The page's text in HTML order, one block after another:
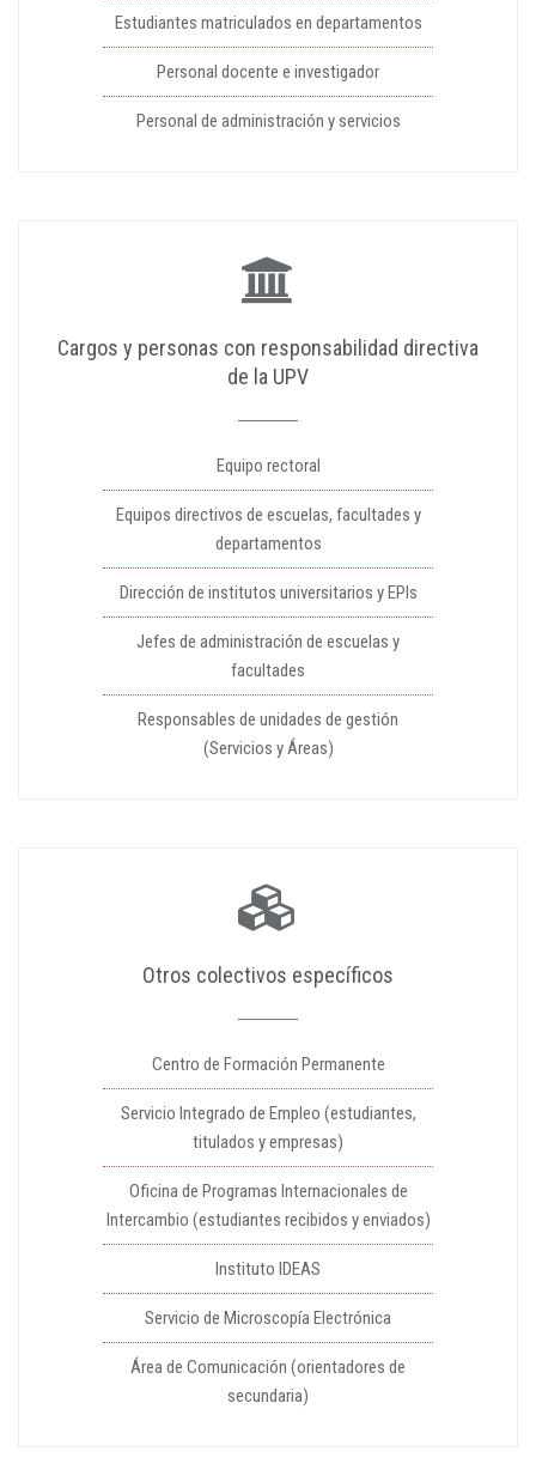
Estudiantes matriculados en departamentos
Personal docente e investigador
Personal de administración y servicios
Cargos y personas con responsabilidad directiva
de la UPV
Equipo rectoral
Equipos directivos de escuelas, facultades y
departamentos
Dirección de institutos universitarios y EPIs
Jefes de administración de escuelas y
facultades
Responsables de unidades de gestión
(Servicios y Áreas)
Otros colectivos específicos
Centro de Formación Permanente
Servicio Integrado de Empleo (estudiantes,
titulados y empresas)
Oficina de Programas Internacionales de
Intercambio (estudiantes recibidos y enviados)
Instituto IDEAS
Servicio de Microscopía Electrónica
Área de Comunicación (orientadores de
secundaria)